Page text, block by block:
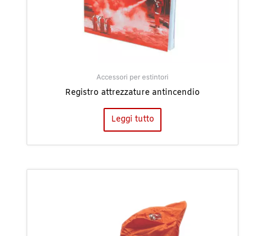
Accessori per estintori
Registro attrezzature antincendio
Leggi tutto